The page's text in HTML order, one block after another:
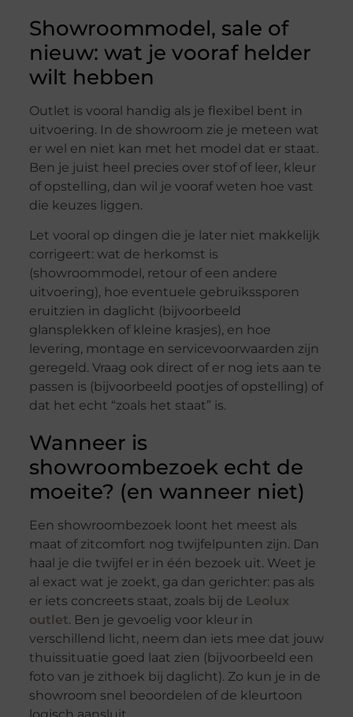
Showroommodel, sale of
nieuw: wat je vooraf helder
wilt hebben
Outlet is vooral handig als je flexibel bent in
uitvoering. In de showroom zie je meteen wat
er wel en niet kan met het model dat er staat.
Ben je juist heel precies over stof of leer, kleur
of opstelling, dan wil je vooraf weten hoe vast
die keuzes liggen.
Let vooral op dingen die je later niet makkelijk
corrigeert: wat de herkomst is
(showroommodel, retour of een andere
uitvoering), hoe eventuele gebruikssporen
eruitzien in daglicht (bijvoorbeeld
glansplekken of kleine krasjes), en hoe
levering, montage en servicevoorwaarden zijn
geregeld. Vraag ook direct of er nog iets aan te
passen is (bijvoorbeeld pootjes of opstelling) of
dat het echt “zoals het staat” is.
Wanneer is
showroombezoek echt de
moeite? (en wanneer niet)
Een showroombezoek loont het meest als
maat of zitcomfort nog twijfelpunten zijn. Dan
haal je die twijfel er in één bezoek uit. Weet je
al exact wat je zoekt, ga dan gerichter: pas als
er iets concreets staat, zoals bij de Leolux
outlet. Ben je gevoelig voor kleur in
verschillend licht, neem dan iets mee dat jouw
thuissituatie goed laat zien (bijvoorbeeld een
foto van je zithoek bij daglicht). Zo kun je in de
showroom snel beoordelen of de kleurtoon